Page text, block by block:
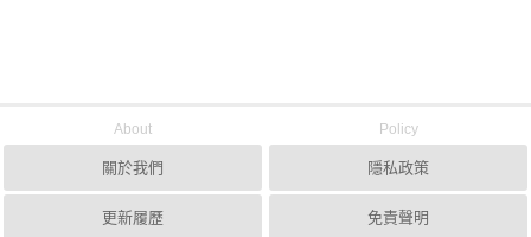
About
關於我們
更新履歷
Policy
隱私政策
免責聲明